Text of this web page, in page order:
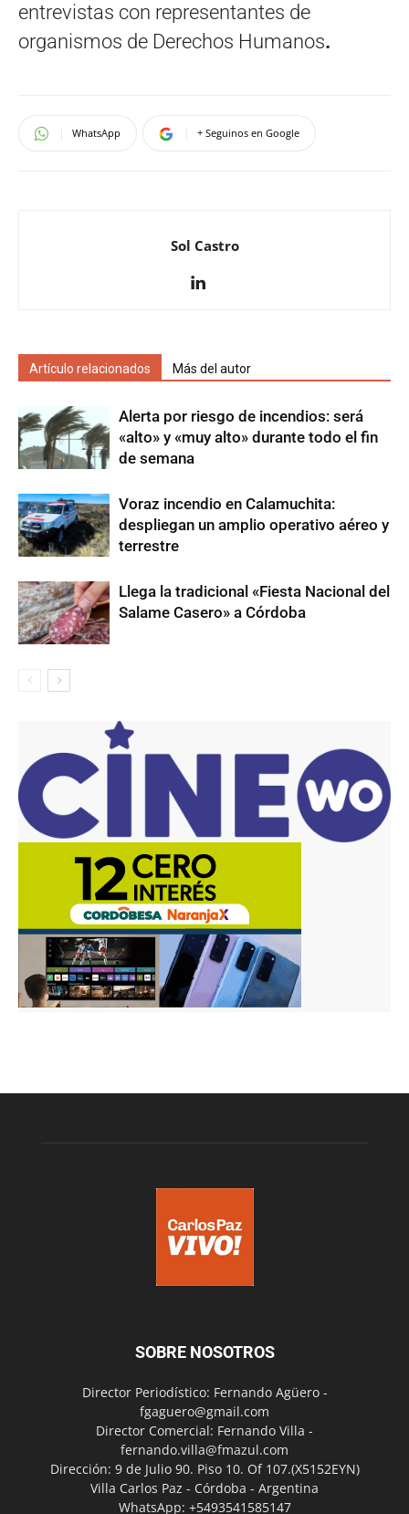
entrevistas con representantes de
organismos de Derechos Humanos.
WhatsApp + Seguinos en Google
Sol Castro
Artículo relacionados Más del autor
Alerta por riesgo de incendios: será
«alto» y «muy alto» durante todo el fin
de semana
Voraz incendio en Calamuchita:
despliegan un amplio operativo aéreo y
terrestre
Llega la tradicional «Fiesta Nacional del
Salame Casero» a Córdoba
SOBRE NOSOTROS
Director Periodístico: Fernando Agüero -
fgaguero@gmail.com
Director Comercial: Fernando Villa -
fernando.villa@fmazul.com
Dirección: 9 de Julio 90. Piso 10. Of 107.(X5152EYN)
Villa Carlos Paz - Córdoba - Argentina
WhatsApp: +5493541585147